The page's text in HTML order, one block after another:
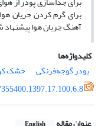
برای گرم کردن جریان
آهنگ جریان هوا
کلیدواژه‌ها
پودر گوجه‌فرنگی
خشک